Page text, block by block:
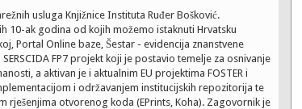
usluga Knjižnice Instituta Ruđer Bošković.
10-ak godina od kojih možemo istaknuti Hrvatsku
Portal Online baze, Šestar - evidencija znanstvene
FP7 projekt koji je postavio temelje za osnivanje
a aktivan je i aktualnim EU projektima FOSTER i
i održavanjem institucijskih repozitorija te
rješenjima otvorenog koda (EPrints, Koha). Zagovornik je